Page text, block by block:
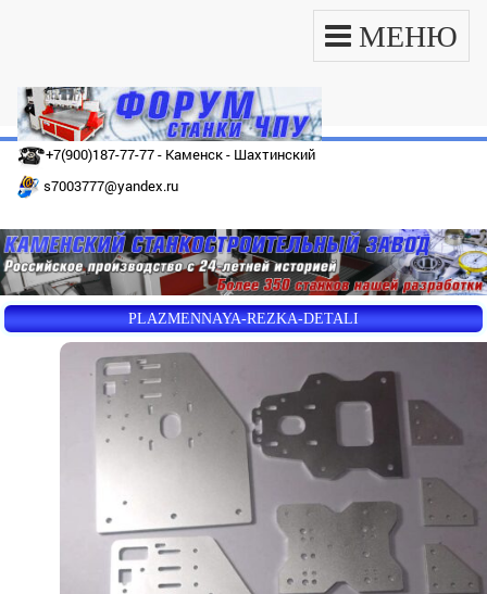
МЕНЮ
+7(900)187-77-77 - Каменск - Шахтинский
s7003777@yandex.ru
PLAZMENNAYA-REZKA-DETALI